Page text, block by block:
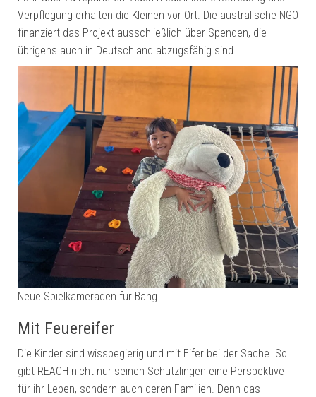
Verpflegung erhalten die Kleinen vor Ort. Die australische NGO
finanziert das Projekt ausschließlich über Spenden, die
übrigens auch in Deutschland abzugsfähig sind.
Neue Spielkameraden für Bang.
Mit Feuereifer
Die Kinder sind wissbegierig und mit Eifer bei der Sache. So
gibt REACH nicht nur seinen Schützlingen eine Perspektive
für ihr Leben, sondern auch deren Familien. Denn das